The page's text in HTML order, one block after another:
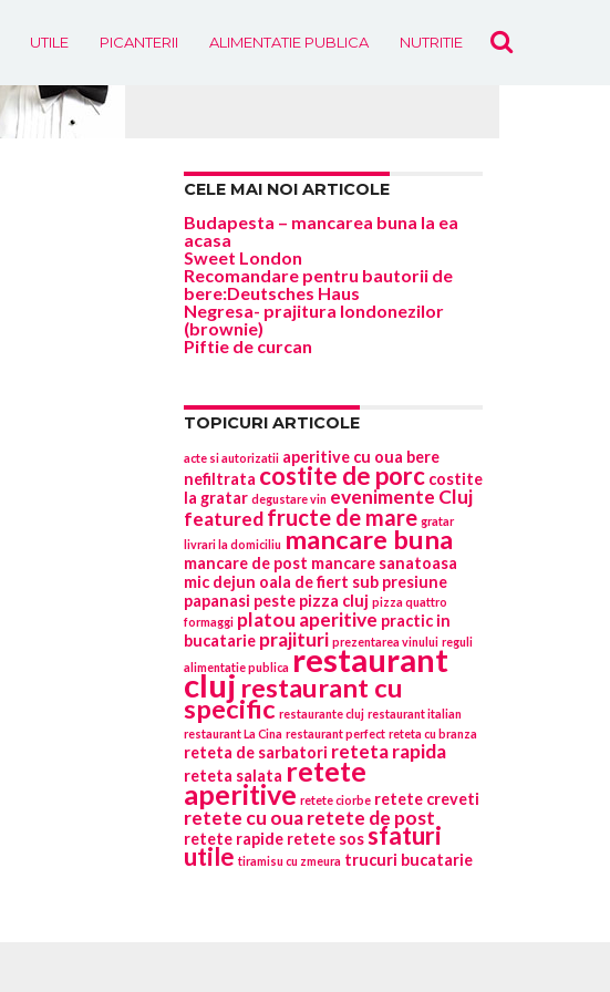
UTILE PICANTERII ALIMENTATIE PUBLICA NUTRITIE EVENIMENTE
CELE MAI NOI ARTICOLE
Budapesta – mancarea buna la ea
acasa
Sweet London
Recomandare pentru bautorii de
bere:Deutsches Haus
Negresa- prajitura londonezilor
(brownie)
Piftie de curcan
TOPICURI ARTICOLE
acte si autorizatii aperitive cu oua bere
nefiltrata costite de porc costite
la gratar degustare vin evenimente Cluj
featuredfructe de mare gratar
livrari la domiciliu mancare buna
mancare de post mancare sanatoasa
mic dejun oala de fiert sub presiune
papanasi peste pizza cluj pizza quattro
formaggi platou aperitive practic in
bucatarie prajituri prezentarea vinului reguli
alimentatie publica restaurant
clujrestaurant cu
specific restaurante cluj restaurant italian
restaurant La Cina restaurant perfect reteta cu branza
reteta de sarbatori reteta rapida
reteta salata retete
aperitive retete ciorbe retete creveti
retete cu ouaretete de post
retete rapide retete sossfaturi
utile tiramisu cu zmeura trucuri bucatarie